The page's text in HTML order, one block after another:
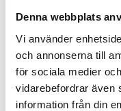
Denna webbplats
Vi använder
och annonserna till
för sociala medier
vidarebefordrar även
information från din
BAUER Team Fleece
design med smart
fleecekonstruktionen
medan Impact+
växtbaserade
val. Den